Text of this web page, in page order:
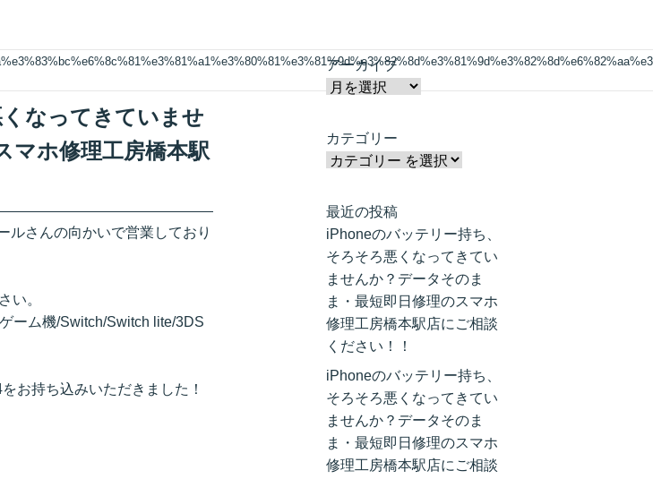
なってきていませ
マホ修理工房橋本駅
ルさんの向かいで営業しており
い。
ーム機/Switch/Switch lite/3DS
お持ち込みいただきました！
アーカイブ
カテゴリー
最近の投稿
iPhoneのバッテリー持ち、
そろそろ悪くなってきてい
ませんか？データそのま
ま・最短即日修理のスマホ
修理工房橋本駅店にご相談
ください！！
iPhoneのバッテリー持ち、
そろそろ悪くなってきてい
ませんか？データそのま
ま・最短即日修理のスマホ
修理工房橋本駅店にご相談